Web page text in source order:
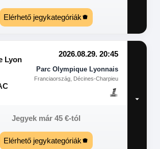
Elérhető jegykategóriák
Lyon
2026.08.29. 20:45
Parc Olympique Lyonnais
Franciaország, Décines-Charpieu
Jegyek már 45 €-tól
Elérhető jegykategóriák